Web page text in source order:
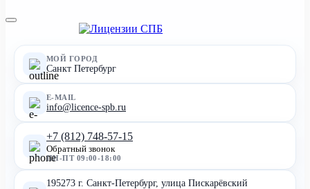
МОЙ ГОРОД
Санкт Петербург
E-MAIL
info@licence-spb.ru
+7 (812) 748-57-15
Обратный звонок
ПН-ПТ 09:00-18:00
195273 г. Санкт-Петербург, улица Пискарёвский